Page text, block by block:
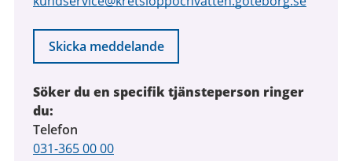
Skicka meddelande
Söker du en specifik tjänsteperson ringer
du:
Telefon
031-365 00 00